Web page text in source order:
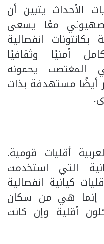
الأحداث يتبين أن
معًا يسعى
انفصالية
أمنيًا وثقافيًا
المغتصب يحمونه
أيضًا مستهدفة بذات
أقليات قومية.
التي استخدمت
كيانية انفصالية
إنما هي من سكان
أقلية وإن كانت